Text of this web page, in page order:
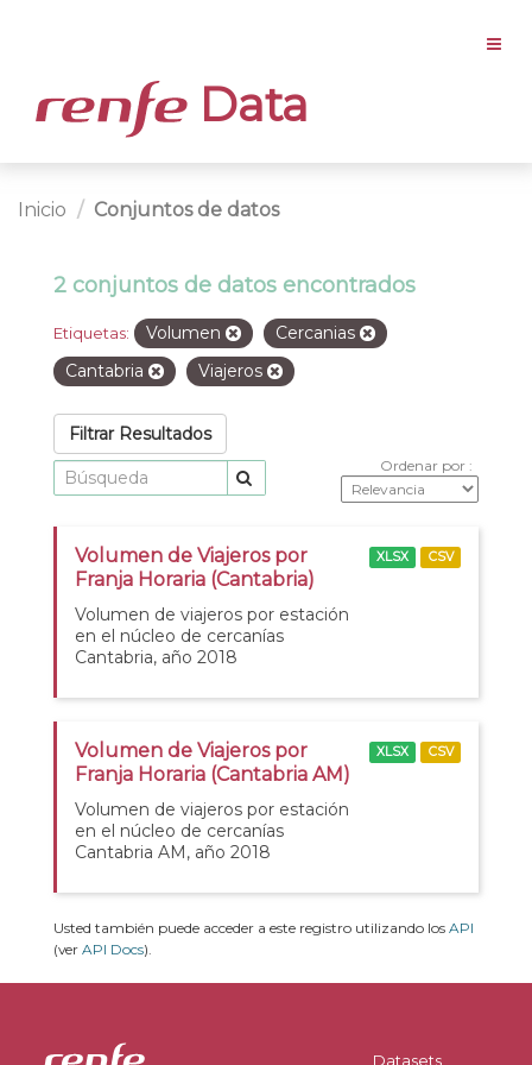
Data
Inicio Conjuntos de datos
2 conjuntos de datos encontrados
Etiquetas: Volumen
Cercanias
Cantabria
Viajeros
Filtrar Resultados
Ordenar por
Volumen de Viajeros por
Franja Horaria (Cantabria)
Volumen de viajeros por estación
en el núcleo de cercanías
Cantabria, año 2018
XLSX CSV
Volumen de Viajeros por
Franja Horaria (Cantabria AM)
Volumen de viajeros por estación
en el núcleo de cercanías
Cantabria AM, año 2018
XLSX CSV
Usted también puede acceder a este registro utilizando los API
(ver API Docs).
Datasets